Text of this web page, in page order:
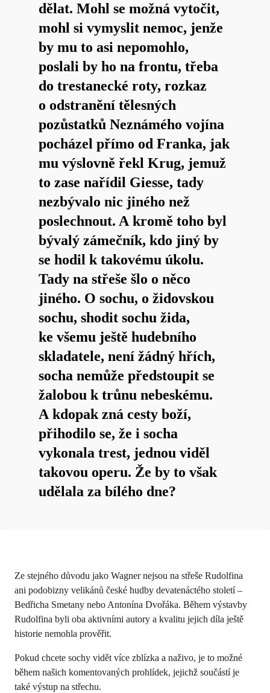
dělat. Mohl se možná vytočit,
mohl si vymyslit nemoc, jenže
by mu to asi nepomohlo,
poslali by ho na frontu, třeba
do trestanecké roty, rozkaz
o odstranění tělesných
pozůstatků Neznámého vojína
pocházel přímo od Franka, jak
mu výslovně řekl Krug, jemuž
to zase nařídil Giesse, tady
nezbývalo nic jiného než
poslechnout. A kromě toho byl
bývalý zámečník, kdo jiný by
se hodil k takovému úkolu.
Tady na střeše šlo o něco
jiného. O sochu, o židovskou
sochu, shodit sochu žida,
ke všemu ještě hudebního
skladatele, není žádný hřích,
socha nemůže předstoupit se
žalobou k trůnu nebeskému.
A kdopak zná cesty boží,
přihodilo se, že i socha
vykonala trest, jednou viděl
takovou operu. Že by to však
udělala za bílého dne?
Ze stejného důvodu jako Wagner nejsou na střeše Rudolfina
ani podobizny velikánů české hudby devatenáctého století –
Bedřicha Smetany nebo Antonína Dvořáka. Během výstavby
Rudolfina byli oba aktivními autory a kvalitu jejich díla ještě
historie nemohla prověřit.
Pokud chcete sochy vidět více zblízka a naživo, je to možné
během našich komentovaných prohlídek, jejichž součástí je
také výstup na střechu.